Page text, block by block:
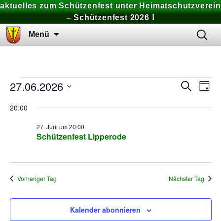
aktuelles zum Schützenfest unter Heimatschutzverein
– Schützenfest 2026 !
Menü
Suchen
nach:
Veranstaltungen
für
27.
Juni
2026
Suche
Suche
Tag
27.06.2026
wählen.
20:00
Schützenfest Lipperode
27. Juni um 20:00
Vorheriger Tag Nächster Tag
Kalender abonnieren